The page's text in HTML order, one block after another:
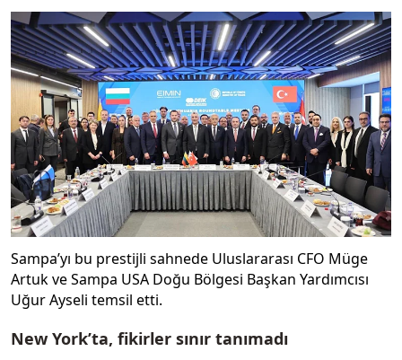
Sampa’yı bu prestijli sahnede Uluslararası CFO Müge
Artuk ve Sampa USA Doğu Bölgesi Başkan Yardımcısı
Uğur Ayseli temsil etti.
New York’ta, fikirler sınır tanımadı